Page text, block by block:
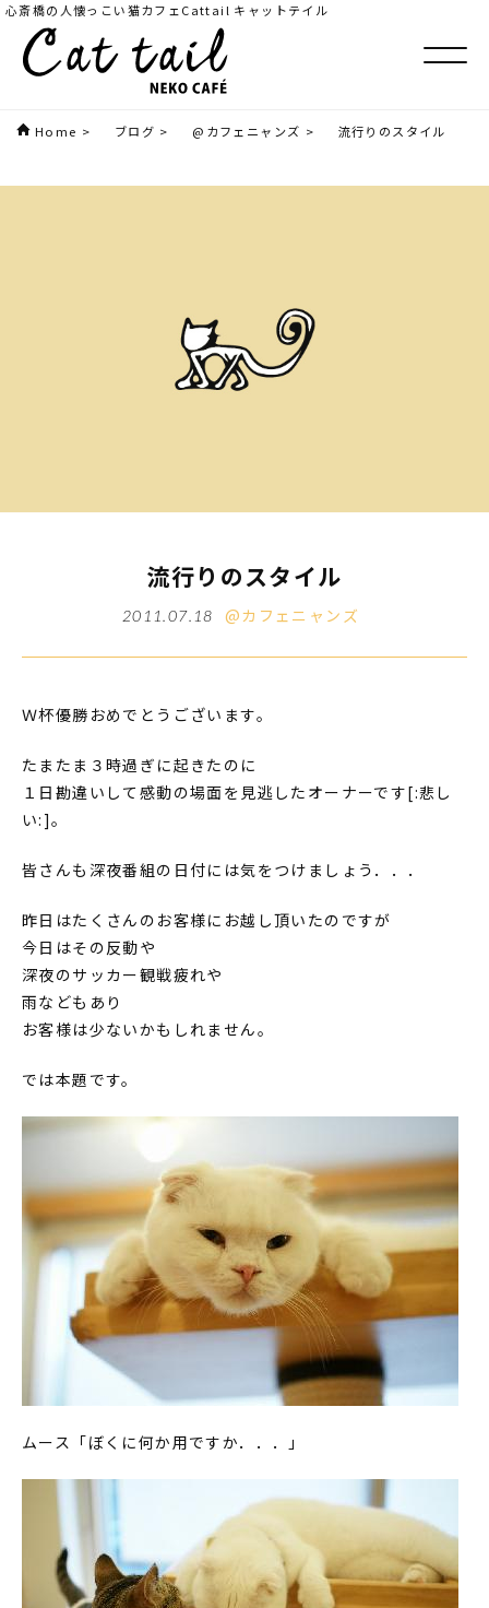
心斎橋の人懐っこい猫カフェCattail キャットテイル
Home > ブログ > @カフェニャンズ > 流行りのスタイル
流行りのスタイル
2011.07.18 @カフェニャンズ
Ｗ杯優勝おめでとうございます。
たまたま３時過ぎに起きたのに
１日勘違いして感動の場面を見逃したオーナーです[:悲し
い:]。
皆さんも深夜番組の日付には気をつけましょう．．．
昨日はたくさんのお客様にお越し頂いたのですが
今日はその反動や
深夜のサッカー観戦疲れや
雨などもあり
お客様は少ないかもしれません。
では本題です。
ムース「ぼくに何か用ですか．．．」